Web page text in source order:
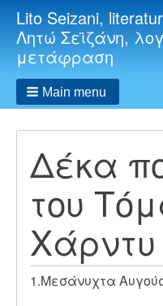
Lito Seizani,
Λητώ Σεϊζάνη,
μετάφραση
Main menu
Δέκα
του
Χάρντυ
1.Μεσάνυχτα